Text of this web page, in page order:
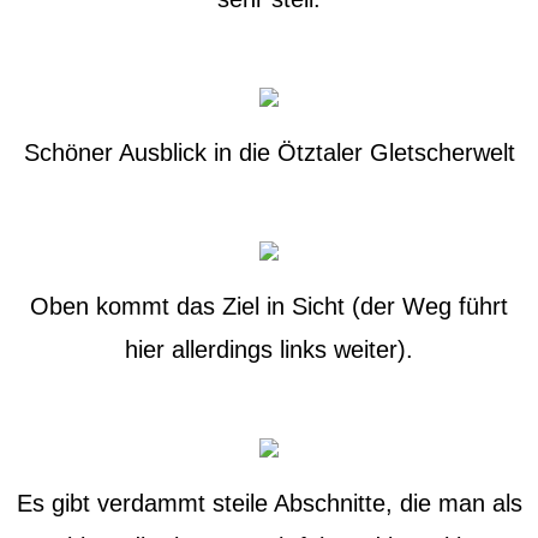
Schöner Ausblick in die Ötztaler Gletscherwelt
Oben kommt das Ziel in Sicht (der Weg führt
hier allerdings links weiter).
Es gibt verdammt steile Abschnitte, die man als